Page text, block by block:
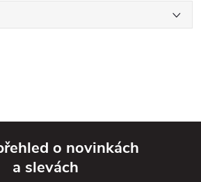
o novinkách
a slevách